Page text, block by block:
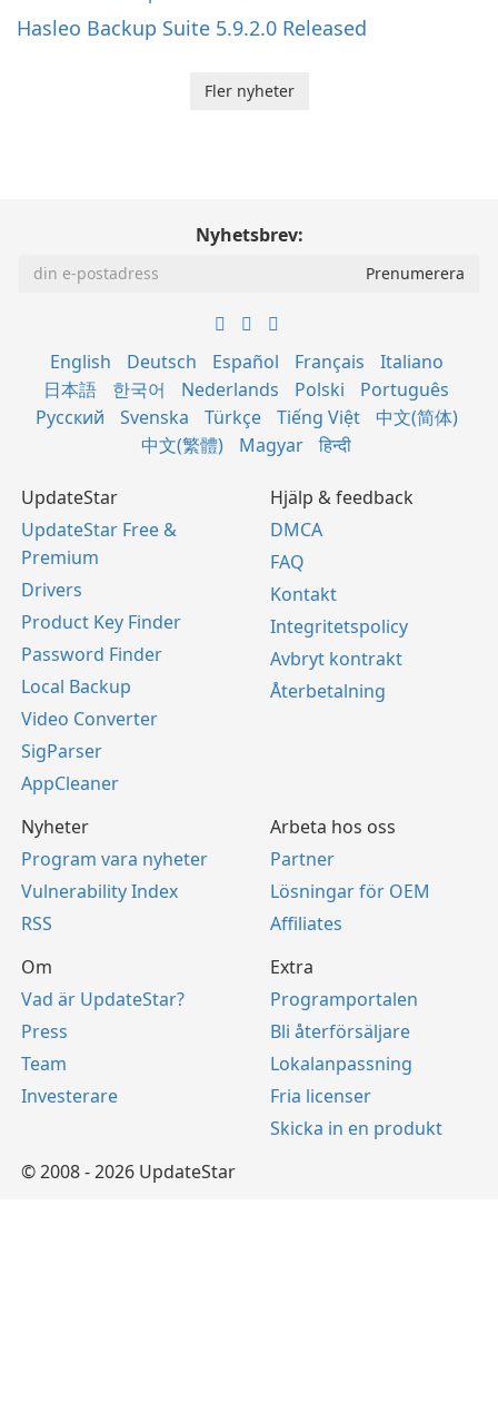
Hasleo Backup Suite 5.9.2.0 Released
Fler nyheter
Nyhetsbrev:
English Deutsch Español Français
Italiano
日本語
한국어 Nederlands Polski
Português
Русский
Svenska Türkçe Tiếng Việt
中文(简体)
中文(繁體)
Magyar हिन्दी
UpdateStar
UpdateStar Free &
Premium
Drivers
Product Key Finder
Password Finder
Local Backup
Video Converter
SigParser
AppCleaner
Hjälp & feedback
DMCA
FAQ
Kontakt
Integritetspolicy
Avbryt kontrakt
Återbetalning
Nyheter
Program vara nyheter
Vulnerability Index
RSS
Arbeta hos oss
Partner
Lösningar för OEM
Affiliates
Om
Vad är UpdateStar?
Press
Team
Investerare
Extra
Programportalen
Bli återförsäljare
Lokalanpassning
Fria licenser
Skicka in en produkt
© 2008 - 2026 UpdateStar